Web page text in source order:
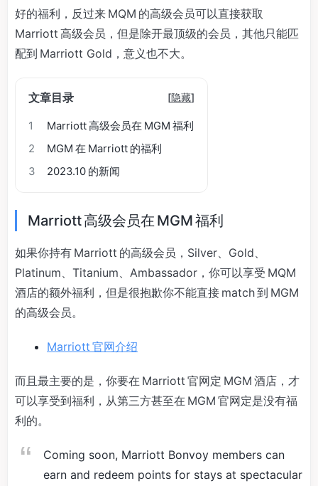
好的福利，反过来 MQM 的高级会员可以直接获取
Marriott 高级会员，但是除开最顶级的会员，其他只能匹
配到 Marriott Gold，意义也不大。
文章目录 [隐藏]
1
Marriott 高级会员在 MGM 福利
2
MGM 在 Marriott 的福利
3
2023.10 的新闻
Marriott 高级会员在 MGM 福利
如果你持有 Marriott 的高级会员，Silver、Gold、
Platinum、Titanium、Ambassador，你可以享受 MQM
酒店的额外福利，但是很抱歉你不能直接 match 到 MGM
的高级会员。
Marriott 官网介绍
而且最主要的是，你要在 Marriott 官网定 MGM 酒店，才
可以享受到福利，从第三方甚至在 MGM 官网定是没有福
利的。
Coming soon, Marriott Bonvoy members can
earn and redeem points for stays at spectacular